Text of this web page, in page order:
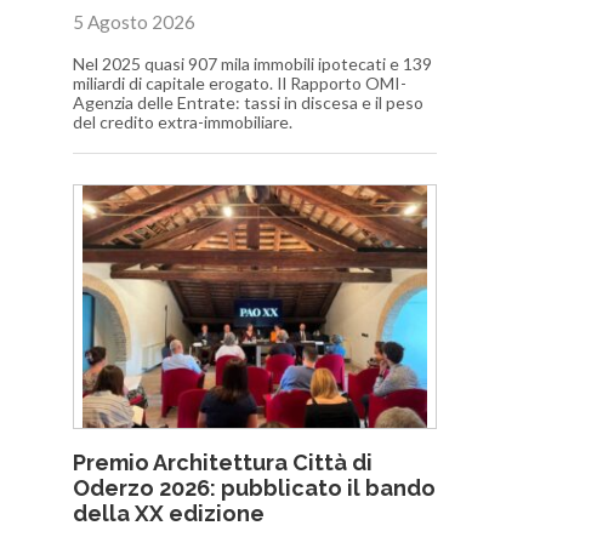
5 Agosto 2026
Nel 2025 quasi 907 mila immobili ipotecati e 139
miliardi di capitale erogato. Il Rapporto OMI-
Agenzia delle Entrate: tassi in discesa e il peso
del credito extra-immobiliare.
Premio Architettura Città di
Oderzo 2026: pubblicato il bando
della XX edizione